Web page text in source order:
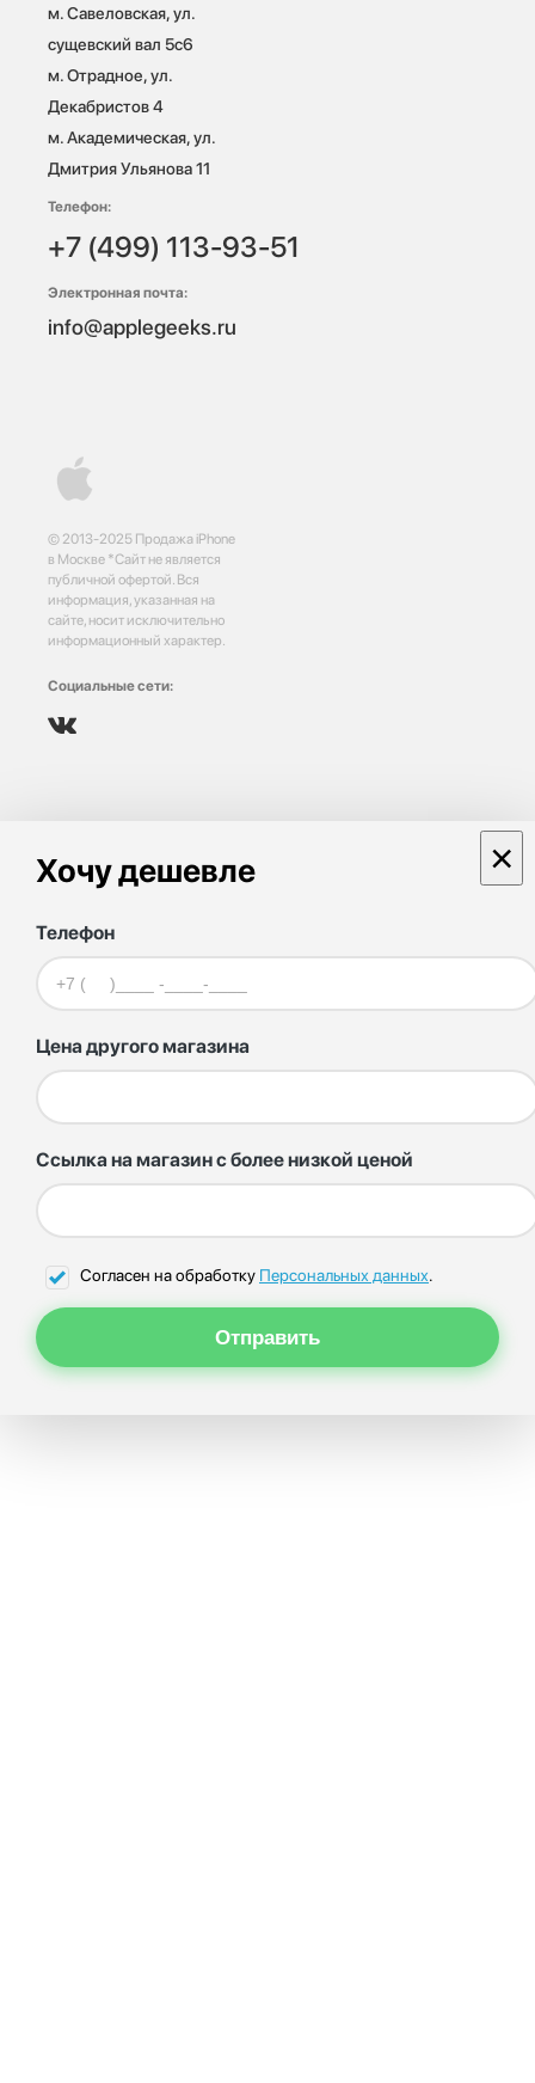
© 2013-2025 Продажа iPhone
в Москве *Сайт не является
публичной офертой. Вся
информация, указанная на
сайте, носит исключительно
информационный характер.
Социальные сети:
м. Савеловская, ул.
сущевский вал 5с6
м. Отрадное, ул.
Декабристов 4
м. Академическая, ул.
Дмитрия Ульянова 11
Телефон:
+7 (499) 113-93-51
Электронная почта:
info@applegeeks.ru
Хочу дешевле ×
Телефон
Цена другого магазина
Ссылка на магазин с более низкой ценой
Согласен на обработку Персональных данных.
Отправить